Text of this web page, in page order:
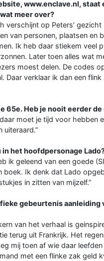
www.enclave.nl,
meer over?
verschijnt op Peters’
van personen, plaatsen en
Ik heb daar stiekem
Later toen alles wat
moest delen. De codes
Daar verklaar ik dan een
65e. Heb je nooit eerder
moet je tijd voor
uiteraard.”
in het hoofdpersonage
ik geleend van een goede
boek. Ik denk dat Lado
in zitten van mijzelf.”
gebeurtenis aanleiding
van het verhaal is
terug uit Frankrijk. Het
mij toen af wie daar
met een flinke zak geld